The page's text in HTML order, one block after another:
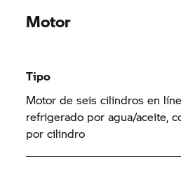
Motor
Tipo
Motor de seis cilindros en
refrigerado por agua/aceite,
por cilindro